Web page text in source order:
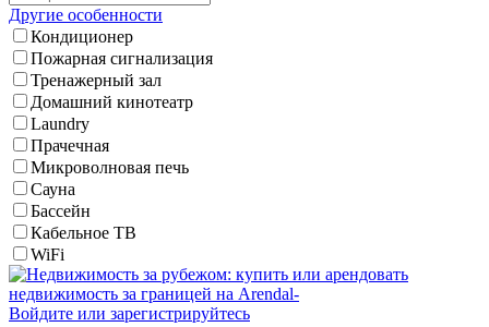
Другие особенности
Кондиционер
Пожарная сигнализация
Тренажерный зал
Домашний кинотеатр
Laundry
Прачечная
Микроволновая печь
Сауна
Бассейн
Кабельное ТВ
WiFi
Войдите или зарегистрируйтесь